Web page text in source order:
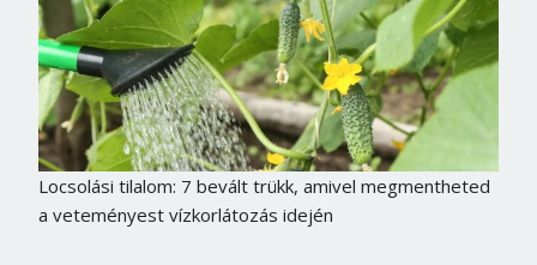
Locsolási tilalom: 7 bevált trükk, amivel megmentheted
a veteményest vízkorlátozás idején